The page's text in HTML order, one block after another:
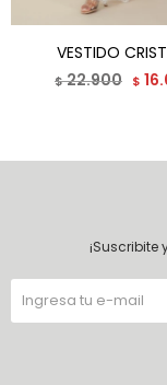
VESTIDO
$22.900 $